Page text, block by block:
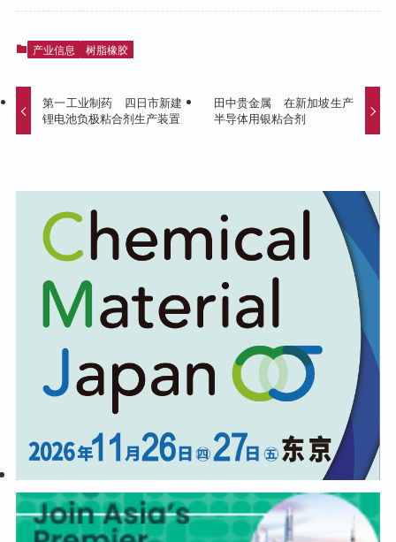
产业信息 树脂橡胶
第一工业制药 四日市新建
锂电池负极粘合剂生产装置
田中贵金属 在新加坡生产
半导体用银粘合剂